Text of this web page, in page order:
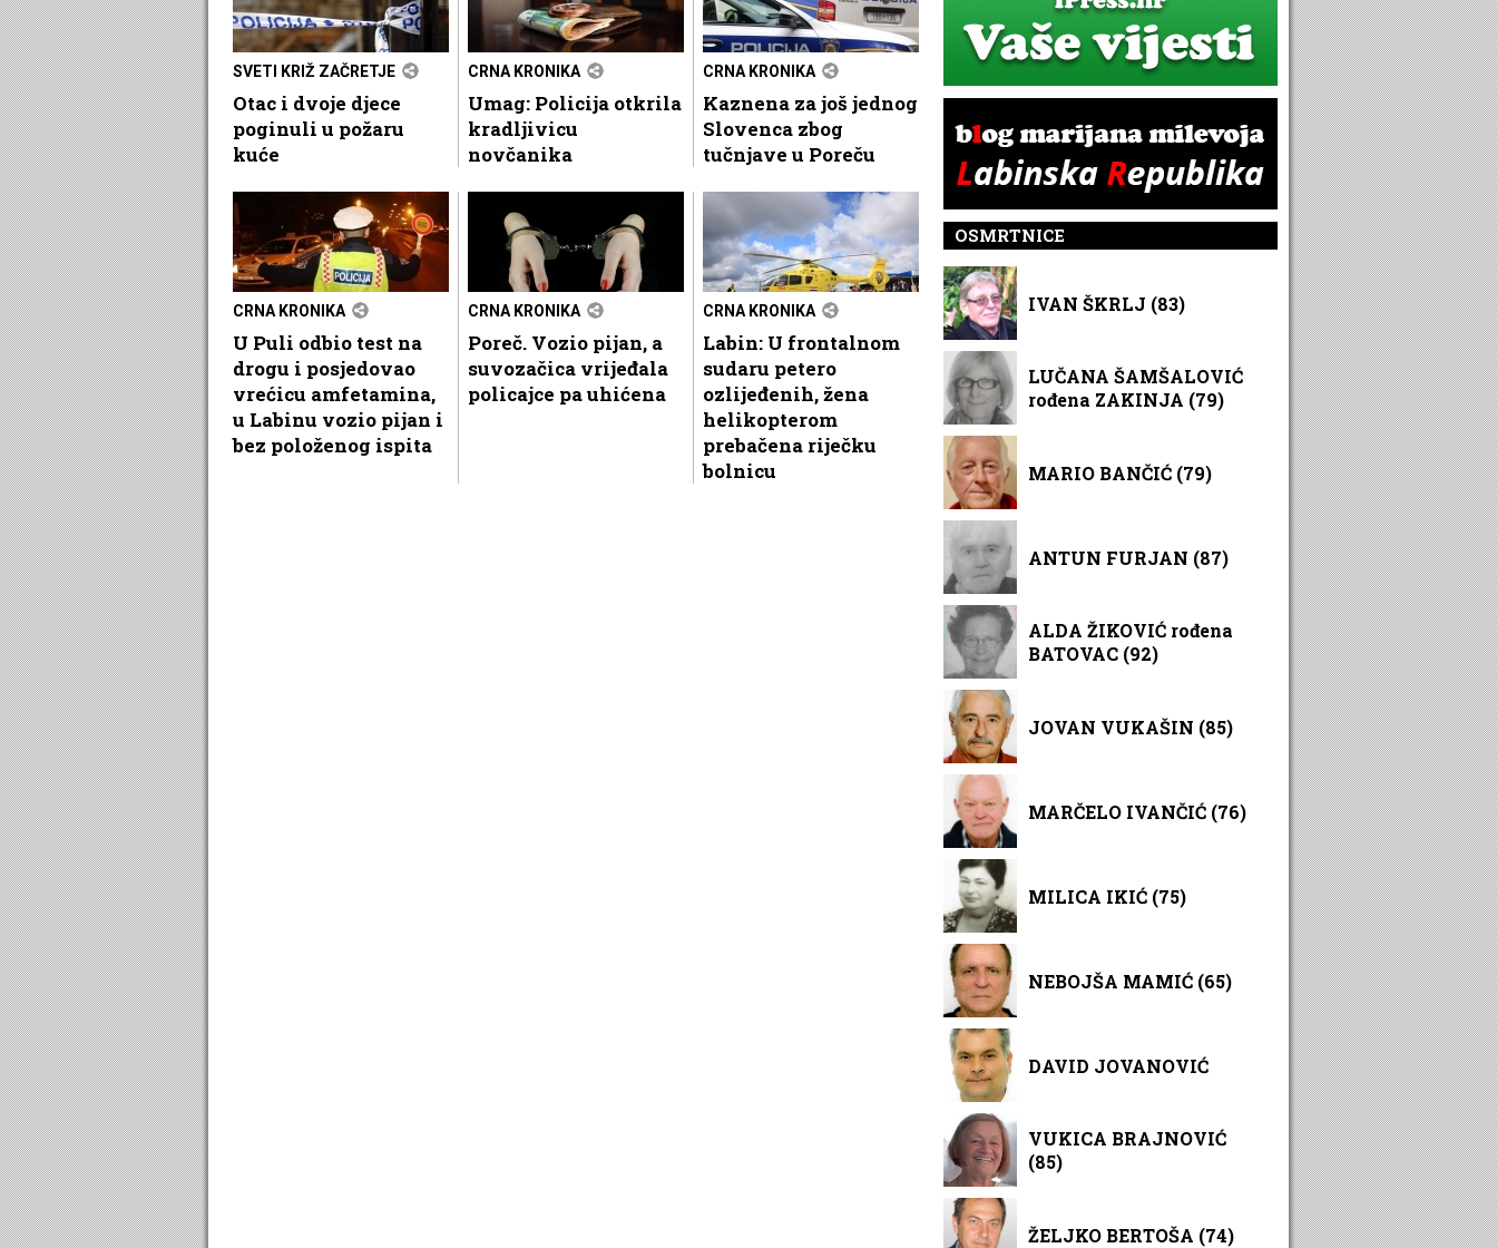
SVETI KRIŽ ZAČRETJE
Otac i dvoje djece
poginuli u požaru
kuće
CRNA KRONIKA
Umag: Policija otkrila
kradljivicu
novčanika
CRNA KRONIKA
Kaznena za još jednog
Slovenca zbog
tučnjave u Poreču
CRNA KRONIKA
U Puli odbio test na
drogu i posjedovao
vrećicu amfetamina,
u Labinu vozio pijan i
bez položenog ispita
CRNA KRONIKA
Poreč. Vozio pijan, a
suvozačica vrijeđala
policajce pa uhićena
CRNA KRONIKA
Labin: U frontalnom
sudaru petero
ozlijeđenih, žena
helikopterom
prebačena riječku
bolnicu
OSMRTNICE
IVAN ŠKRLJ (83)
LUČANA ŠAMŠALOVIĆ
rođena ZAKINJA (79)
MARIO BANČIĆ (79)
ANTUN FURJAN (87)
ALDA ŽIKOVIĆ rođena
BATOVAC (92)
JOVAN VUKAŠIN (85)
MARČELO IVANČIĆ (76)
MILICA IKIĆ (75)
NEBOJŠA MAMIĆ (65)
DAVID JOVANOVIĆ
VUKICA BRAJNOVIĆ
(85)
ŽELJKO BERTOŠA (74)